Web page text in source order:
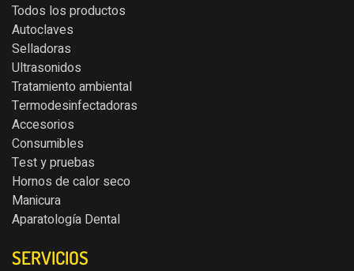
Todos los productos
Autoclaves
Selladoras
Ultrasonidos
Tratamiento ambiental
Termodesinfectadoras
Accesorios
Consumibles
Test y pruebas
Hornos de calor seco
Manicura
Aparatología Dental
SERVICIOS